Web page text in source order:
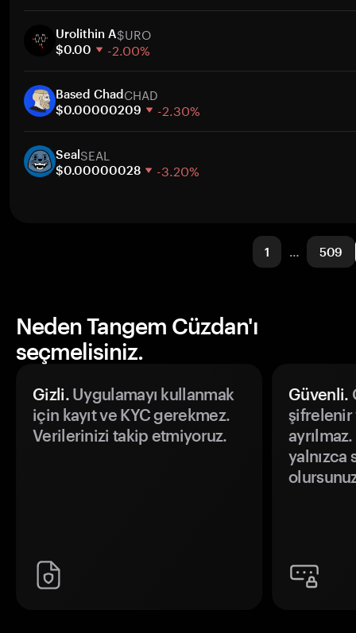
30 gün
Piyasa değeri
Urolithin A$URO
$0.00 -2.00%
30 gün
Piyasa değeri
Based ChadCHAD
$0.00000209 -2.30%
30 gün
Piyasa değeri
SealSEAL
$0.00000028 -3.20%
1 … 509
Neden Tangem Cüzdan'ı
seçmelisiniz.
Gizli.Uygulamayı kullanmak
için kayıt ve KYC gerekmez.
Verilerinizi takip etmiyoruz.
Güvenli.
şifrelenir
yalnızca